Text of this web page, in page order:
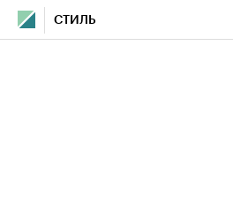
СТИЛЬ